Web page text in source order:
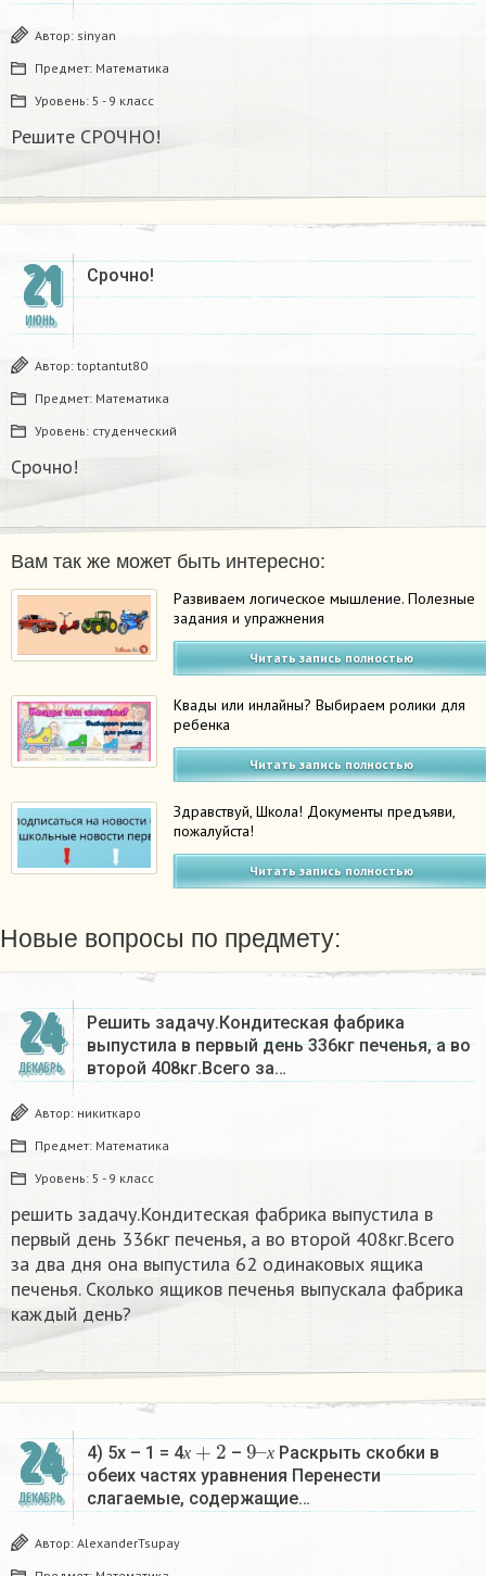
Автор: sinyan
Предмет: Математика
Уровень: 5 - 9 класс
Решите СРОЧНО!
21
ИЮНЬ
Срочно!
Автор: toptantut80
Предмет: Математика
Уровень: студенческий
Срочно!
Вам так же может быть интересно:
Развиваем логическое мышление. Полезные
задания и упражнения
Читать запись полностью
Квады или инлайны? Выбираем ролики для
ребенка
Читать запись полностью
Здравствуй, Школа! Документы предъяви,
пожалуйста!
Читать запись полностью
Новые вопросы по предмету:
24
ДЕКАБРЬ
Решить задачу.Кондитеская фабрика
выпустила в первый день 336кг печенья, а во
второй 408кг.Всего за…
Автор: никиткаро
Предмет: Математика
Уровень: 5 - 9 класс
решить задачу.Кондитеская фабрика выпустила в
первый день 336кг печенья, а во второй 408кг.Всего
за два дня она выпустила 62 одинаковых ящика
печенья. Сколько ящиков печенья выпускала фабрика
каждый день?
24
ДЕКАБРЬ
4) 5х – 1 = 4х
х+2
– х
9–
х
Раскрыть скобки в
обеих частях уравнения Перенести
слагаемые, содержащие…
Автор: AlexanderTsupay